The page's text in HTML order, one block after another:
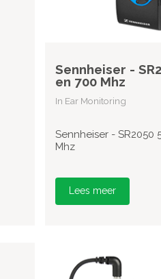
Sennheiser -
en 700 Mhz
In Ear Monitoring
Sennheiser - SR2050
Mhz
Lees meer